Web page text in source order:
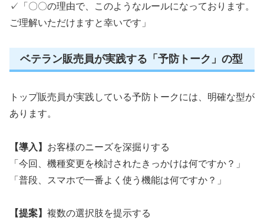
✓「〇〇の理由で、このようなルールになっております。
ご理解いただけますと幸いです」
ベテラン販売員が実践する「予防トーク」の型
トップ販売員が実践している予防トークには、明確な型が
あります。
【導入】 お客様のニーズを深掘りする
「今回、機種変更を検討されたきっかけは何ですか？」
「普段、スマホで一番よく使う機能は何ですか？」
【提案】 複数の選択肢を提示する